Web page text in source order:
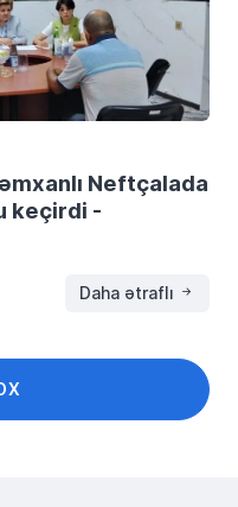
Neftçalada
keçirdi -
Daha ətraflı